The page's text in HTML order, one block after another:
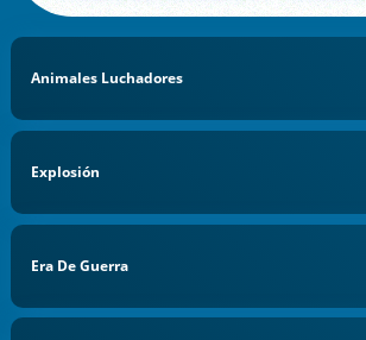
Animales Luchadores
Explosión
Era De Guerra